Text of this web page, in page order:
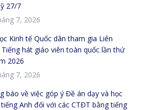
27/7
7, 2026
Kinh tế Quốc dân tham gia Liên
hát giáo viên toàn quốc lần thứ
2026
7, 2026
báo về việc góp ý Đề án dạy và học
Anh đối với các CTĐT bằng tiếng